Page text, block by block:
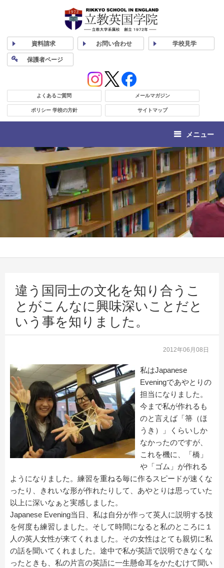
資料請求 お問い合わせ 学校見学
保護者ページ
よくあるご質問 メールマガジン
ポリシー 学校の方針 サイトマップ
メニュー
違う国同士の文化を知り合うこ
とがこんなに興味深いことだと
いう事を知りました。
2012年06月08日
私はJapanese
Eveningであやとりの
担当になりました。
今まで私が作れるも
のと言えば「箒（ほ
うき）」くらいしか
なかったのですが、
これを機に、「橋」
や「ゴム」が作れる
ようになりました。練習を重ねる毎に作るスピードが速くな
ったり、きれいな形が作れたりして、あやとりは思っていた
以上に深いなぁと実感しました。
Japanese Evening当日、私は自分が作って英人に説明する技
を何度も練習しました。そして時間になると私のところに１
人の英人女性が来てくれました。その女性はとても親切に私
の話を聞いてくれました。途中で私が英語で説明できなくな
ったときも、私の片言の英語に一生懸命耳をかたむけて聞い